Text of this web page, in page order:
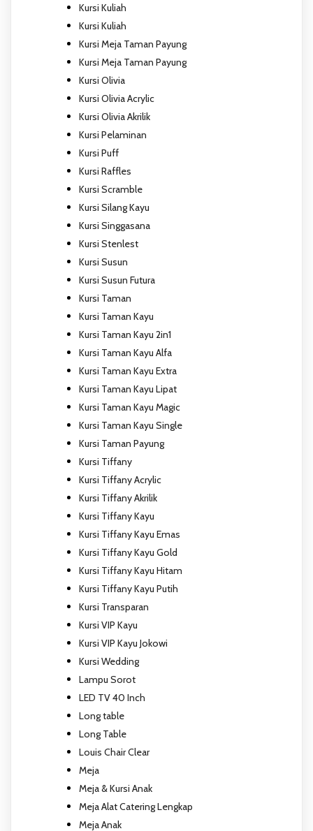
Kursi Kuliah
Kursi Kuliah
Kursi Meja Taman Payung
Kursi Meja Taman Payung
Kursi Olivia
Kursi Olivia Acrylic
Kursi Olivia Akrilik
Kursi Pelaminan
Kursi Puff
Kursi Raffles
Kursi Scramble
Kursi Silang Kayu
Kursi Singgasana
Kursi Stenlest
Kursi Susun
Kursi Susun Futura
Kursi Taman
Kursi Taman Kayu
Kursi Taman Kayu 2in1
Kursi Taman Kayu Alfa
Kursi Taman Kayu Extra
Kursi Taman Kayu Lipat
Kursi Taman Kayu Magic
Kursi Taman Kayu Single
Kursi Taman Payung
Kursi Tiffany
Kursi Tiffany Acrylic
Kursi Tiffany Akrilik
Kursi Tiffany Kayu
Kursi Tiffany Kayu Emas
Kursi Tiffany Kayu Gold
Kursi Tiffany Kayu Hitam
Kursi Tiffany Kayu Putih
Kursi Transparan
Kursi VIP Kayu
Kursi VIP Kayu Jokowi
Kursi Wedding
Lampu Sorot
LED TV 40 Inch
Long table
Long Table
Louis Chair Clear
Meja
Meja & Kursi Anak
Meja Alat Catering Lengkap
Meja Anak